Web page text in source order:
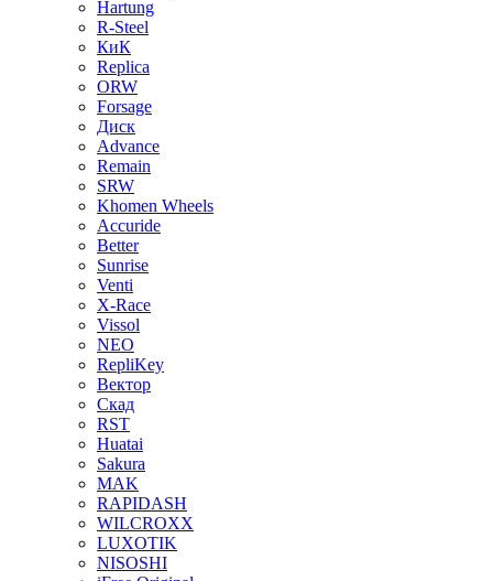
Hartung
R-Steel
КиК
Replica
ORW
Forsage
Диск
Advance
Remain
SRW
Khomen Wheels
Accuride
Better
Sunrise
Venti
X-Race
Vissol
NEO
RepliKey
Вектор
Скад
RST
Huatai
Sakura
MAK
RAPIDASH
WILCROXX
LUXOTIK
NISOSHI